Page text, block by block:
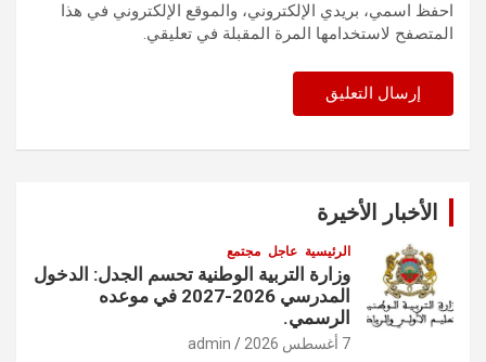
احفظ اسمي، بريدي الإلكتروني، والموقع الإلكتروني في هذا
المتصفح لاستخدامها المرة المقبلة في تعليقي.
الأخبار الأخيرة
الرئيسية عاجل مجتمع
وزارة التربية الوطنية تحسم الجدل: الدخول
المدرسي 2026-2027 في موعده
الرسمي.
7 أغسطس 2026 admin